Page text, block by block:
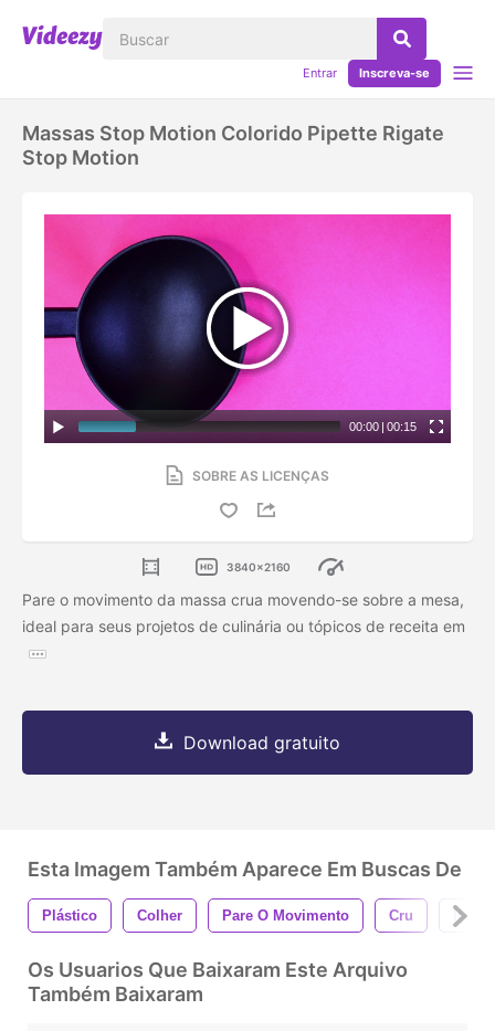
Entrar Inscreva-se
Massas Stop Motion Colorido Pipette Rigate
Stop Motion
00:00 | 00:15
SOBRE AS LICENÇAS
3840x2160
Pare o movimento da massa crua movendo-se sobre a mesa,
ideal para seus projetos de culinária ou tópicos de receita em
Download gratuito
Esta Imagem Também Aparece Em Buscas De
Plástico Colher Pare O Movimento Cru
Os Usuarios Que Baixaram Este Arquivo
Também Baixaram